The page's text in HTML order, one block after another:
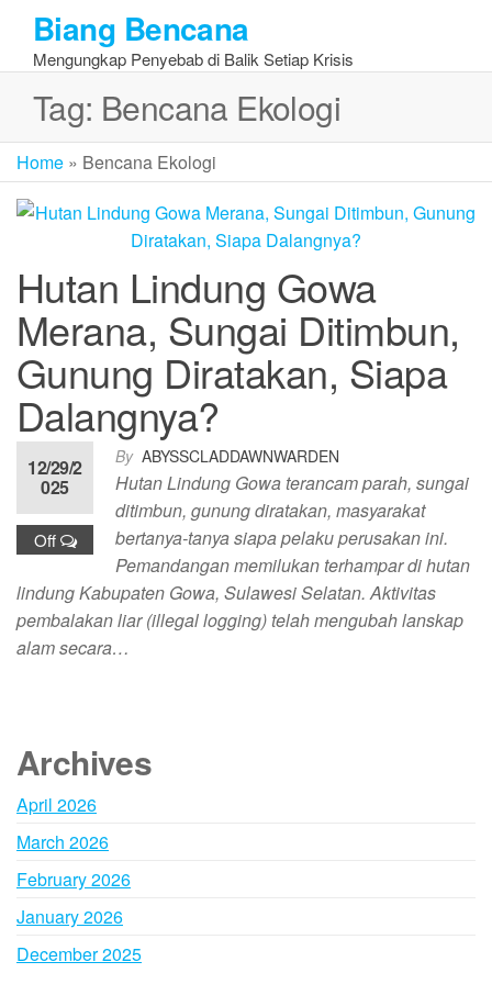
the
content
Biang Bencana
Mengungkap Penyebab di Balik Setiap Krisis
Tag: Bencana Ekologi
Home » Bencana Ekologi
Hutan Lindung Gowa
Merana, Sungai Ditimbun,
Gunung Diratakan, Siapa
Dalangnya?
By ABYSSCLADDAWNWARDEN
12/29/2
025
Off
Hutan Lindung Gowa terancam parah, sungai
ditimbun, gunung diratakan, masyarakat
bertanya-tanya siapa pelaku perusakan ini.
Pemandangan memilukan terhampar di hutan
lindung Kabupaten Gowa, Sulawesi Selatan. Aktivitas
pembalakan liar (illegal logging) telah mengubah lanskap
alam secara…
Archives
April 2026
March 2026
February 2026
January 2026
December 2025